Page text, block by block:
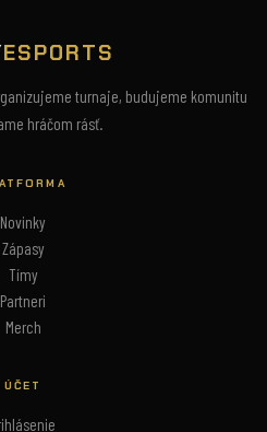
ESPORTS
turnaje, budujeme komunitu
hráčom rásť.
Novinky
Zápasy
Tímy
Partneri
Merch
ÚČET